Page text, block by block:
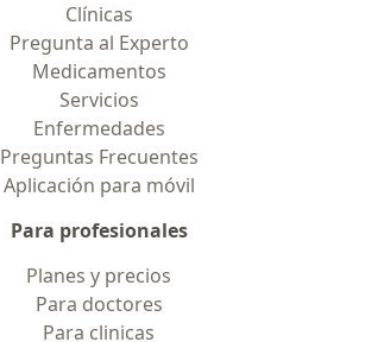
Clínicas
Pregunta al Experto
Medicamentos
Servicios
Enfermedades
Preguntas Frecuentes
Aplicación para móvil
Para profesionales
Planes y precios
Para doctores
Para clinicas